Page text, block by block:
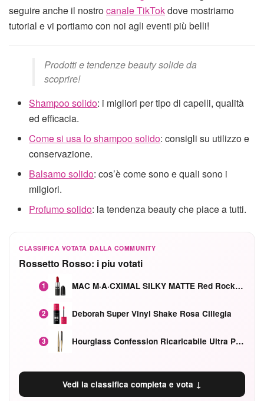
seguire anche il nostrocanale TikTokdove mostriamo
tutorial e vi portiamo con noi agli eventi più belli!
Prodotti e tendenze beauty solide da
scoprire!
Shampoo solido: i migliori per tipo di capelli, qualità
ed efficacia.
Come si usa lo shampoo solido: consigli su utilizzo e
conservazione.
Balsamo solido: cos’è come sono e quali sono i
milgiori.
Profumo solido: la tendenza beauty che piace a tutti.
CLASSIFICA VOTATA DALLA COMMUNITY
Rossetto Rosso: i piu votati
1 MAC M·A·CXIMAL SILKY MATTE Red Rock mat
2 Deborah Super Vinyl Shake Rosa Ciliegia
3 Hourglass Confession Ricaricabile Ultra Preciso Ad Alta Intensità Secretly Classic Red
Vedi la classifica completa e vota ↓